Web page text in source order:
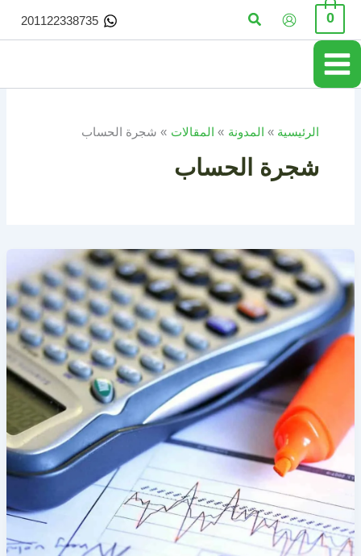
تخطي
المحتوى
0 البحث 201122338735
الرئيسية المدونة المقالات شجرة الحساب
شجرة الحساب